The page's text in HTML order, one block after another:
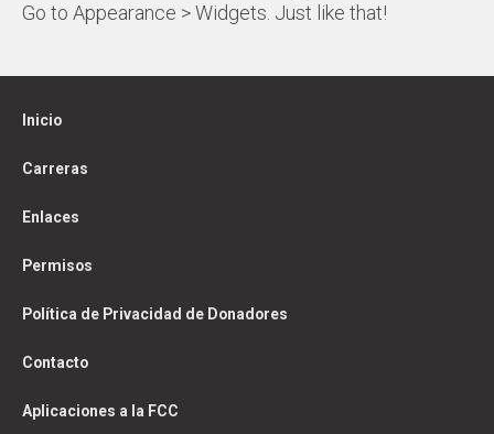
Go to Appearance > Widgets. Just like that!
Inicio
Carreras
Enlaces
Permisos
Política de Privacidad de Donadores
Contacto
Aplicaciones a la FCC